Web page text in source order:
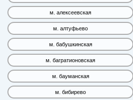
м. алексеевская
м. алтуфьево
м. бабушкинская
м. багратионовская
м. бауманская
м. бибирево